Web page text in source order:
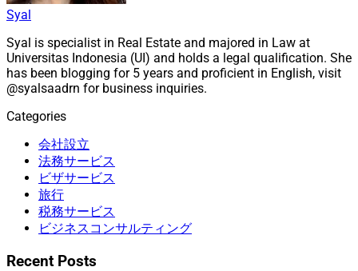
Syal
Syal is specialist in Real Estate and majored in Law at
Universitas Indonesia (UI) and holds a legal qualification. She
has been blogging for 5 years and proficient in English, visit
@syalsaadrn for business inquiries.
Categories
会社設立
法務サービス
ビザサービス
旅行
税務サービス
ビジネスコンサルティング
Recent Posts